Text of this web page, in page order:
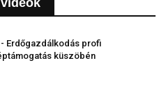
Erdőgazdálkodás profi
küszöbén